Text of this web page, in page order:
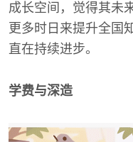
成长空间，觉得其未
更多时日来提升全国
直在持续进步。
学费与深造